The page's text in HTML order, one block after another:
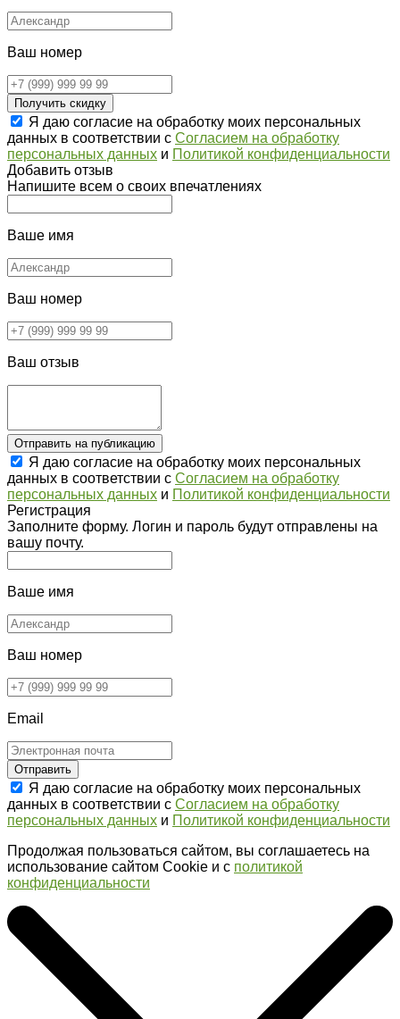
Ваш номер
Получить скидку
Я даю согласие на обработку моих персональных
данных в соответствии с Согласием на обработку
персональных данных и Политикой конфиденциальности
Добавить отзыв
Напишите всем о своих впечатлениях
Ваше имя
Ваш номер
Ваш отзыв
Отправить на публикацию
Я даю согласие на обработку моих персональных
данных в соответствии с Согласием на обработку
персональных данных и Политикой конфиденциальности
Регистрация
Заполните форму. Логин и пароль будут отправлены на
вашу почту.
Ваше имя
Ваш номер
Email
Отправить
Я даю согласие на обработку моих персональных
данных в соответствии с Согласием на обработку
персональных данных и Политикой конфиденциальности
Продолжая пользоваться сайтом, вы соглашаетесь на
использование сайтом Cookie и с политикой
конфиденциальности